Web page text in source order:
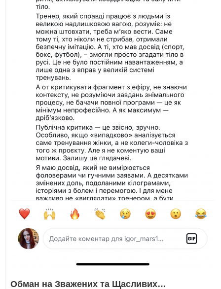
Обман на Зважених та Щасливих…